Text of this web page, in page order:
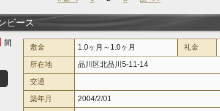
ビース
敷金 1.0ヶ月～1.0ヶ月 礼金
所在地
品川区北品川5-11-14
交通
築年月
2004/2/01